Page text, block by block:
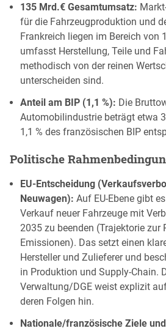
135 Mrd.€ Gesamtumsatz:
für die Fahrzeugproduktion und
Frankreich liegen im Bereich von
umfasst Herstellung, Teile und
methodisch von der reinen
unterscheiden sind.
Anteil am BIP (1,1 %): Die
Automobilindustrie beträgt etwa
1,1 % des französischen BIP
Politische
EU-Entscheidung
Neuwagen): Auf EU-Ebene gibt
Verkauf neuer Fahrzeuge mit
2035 zu beenden (Trajektorie zur
Emissionen). Das setzt einen
Hersteller und Zulieferer und
in Produktion und Supply-Chain.
Verwaltung/DGE weist explizit
deren Folgen hin.
Nationale/französische Ziele